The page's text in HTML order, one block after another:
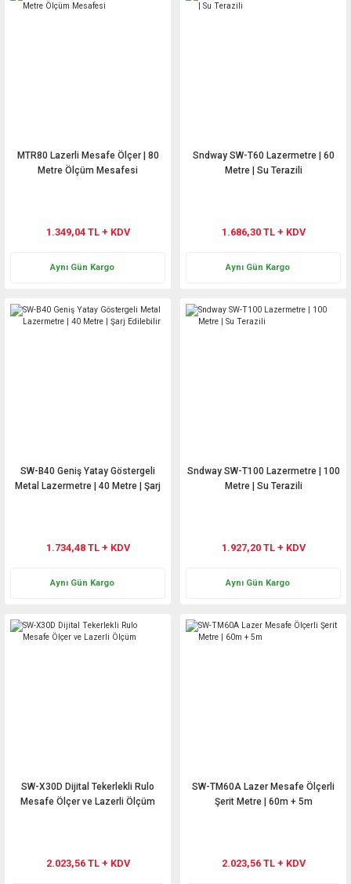
MTR80 Lazerli Mesafe Ölçer | 80
Metre Ölçüm Mesafesi
1.349,04 TL + KDV
Aynı Gün Kargo
Sndway SW-T60 Lazermetre | 60
Metre | Su Terazili
1.686,30 TL + KDV
Aynı Gün Kargo
SW-B40 Geniş Yatay Göstergeli
Metal Lazermetre | 40 Metre | Şarj
1.734,48 TL + KDV
Aynı Gün Kargo
Sndway SW-T100 Lazermetre | 100
Metre | Su Terazili
1.927,20 TL + KDV
Aynı Gün Kargo
SW-X30D Dijital Tekerlekli Rulo
Mesafe Ölçer ve Lazerli Ölçüm
2.023,56 TL + KDV
SW-TM60A Lazer Mesafe Ölçerli
Şerit Metre | 60m + 5m
2.023,56 TL + KDV